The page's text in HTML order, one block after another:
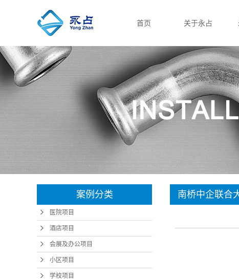
首页 关于永占
公司简介
资质档案
联系我们
薄
案例分类
医院项目
酒店项目
会展及办公项目
小区项目
学校项目
南桥中企联合